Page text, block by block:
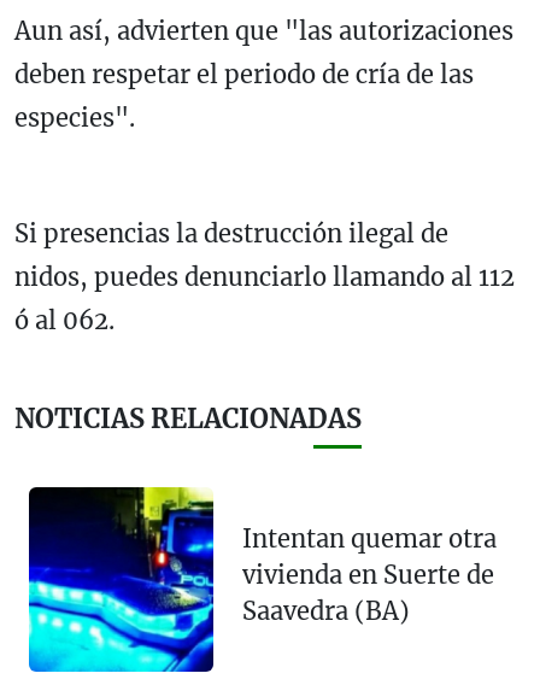
Aun así, advierten que "las autorizaciones
deben respetar el periodo de cría de las
especies".
Si presencias la destrucción ilegal de
nidos, puedes denunciarlo llamando al 112
ó al 062.
NOTICIAS RELACIONADAS
Intentan quemar otra
vivienda en Suerte de
Saavedra (BA)